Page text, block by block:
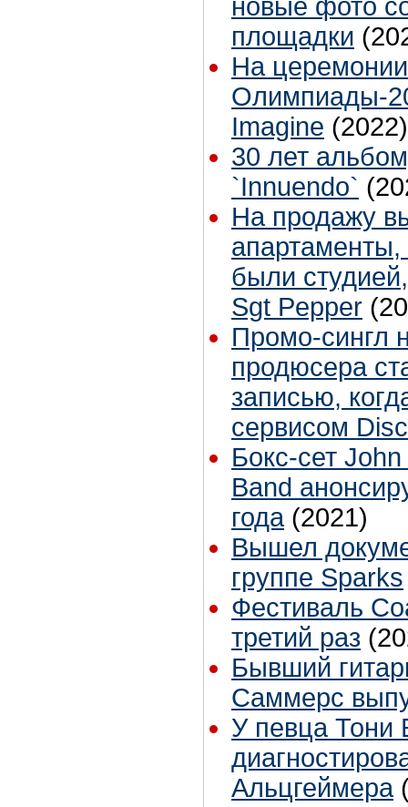
новые фото
площадки
На
Олимпиады-
Imagine (2022)
30 лет
`Innuendo`
На продажу
апартаменты,
были
Sgt Pepper
Промо-сингл
продюсера
записью,
сервисом
Бокс-сет
Band
года (2021)
Вышел
группе Sparks
Фестиваль
третий раз
Бывший
Саммерс
У певца Тони
Альцгеймера